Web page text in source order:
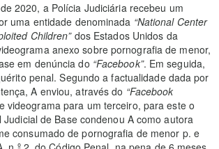
2020, a Polícia Judiciária recebeu um
uma entidade denominada “National Center
Children”dos Estados Unidos da
anexo sobre pornografia de menor,
em denúncia do “Facebook”. Em seguida,
penal. Segundo a factualidade dada por
A enviou, através do “Facebook
videograma para um terceiro, para este o
Judicial de Base condenou A como autora
consumado de pornografia de menor p. e